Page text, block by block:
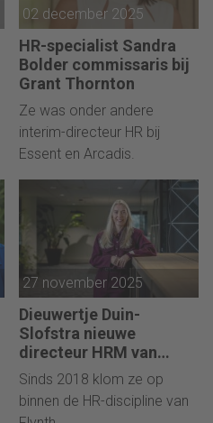
02 december 2025
HR-specialist Sandra
Bolder commissaris bij
Grant Thornton
Ze was onder andere
interim-directeur HR bij
Essent en Arcadis.
27 november 2025
Dieuwertje Duin-
Slofstra nieuwe
directeur HRM van
Flynth
Sinds 2018 klom ze op
binnen de HR-discipline van